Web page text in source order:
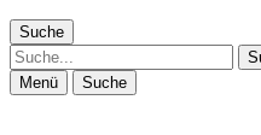
Suche
Suche
Menü Suche